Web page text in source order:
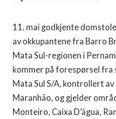
11. mai godkjente
av okkupantene fra Barro
Mata Sul-regionen i
kommer på forespørsel fra
Mata Sul S/A, kontrollert
Maranhão, og gjelder
Monteiro, Caixa D’água,